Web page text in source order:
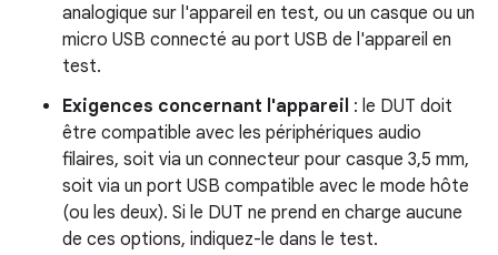
analogique sur l'appareil en test, ou un casque ou un
micro USB connecté au port USB de l'appareil en
test.
Exigences concernant l'appareil : le DUT doit
être compatible avec les périphériques audio
filaires, soit via un connecteur pour casque 3,5 mm,
soit via un port USB compatible avec le mode hôte
(ou les deux). Si le DUT ne prend en charge aucune
de ces options, indiquez-le dans le test.